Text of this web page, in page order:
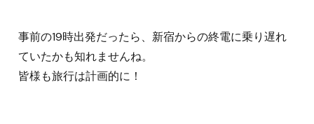
事前の19時出発だったら、新宿からの終電に乗り遅れ
ていたかも知れませんね。
皆様も旅行は計画的に！